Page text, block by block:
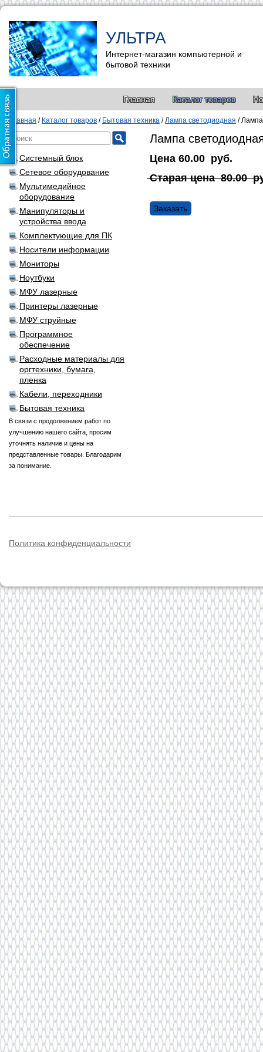
УЛЬТРА
Интернет-магазин компьютерной и
бытовой техники
Главная Каталог товаров
Главная / Каталог товаров / Бытовая техника / Лампа светодиодная / Лампа
Системный блок
Сетевое оборудование
Мультимедийное
оборудование
Манипуляторы и
устройства ввода
Комплектующие для ПК
Носители информации
Мониторы
Ноутбуки
МФУ лазерные
Принтеры лазерные
МФУ струйные
Программное
обеспечение
Расходные материалы для
оргтехники, бумага,
пленка
Кабели, переходники
Бытовая техника
В связи с продолжением работ по
улучшению нашего сайта, просим
уточнять наличие и цены на
представленные товары. Благодарим
за понимание.
Лампа
Цена 60.00 руб.
Старая цена 80.00
Заказать
Политика конфиденциальности